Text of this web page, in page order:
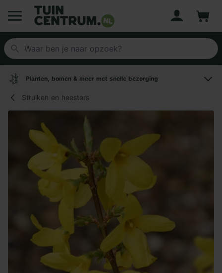
Logo Tuincentrum.nl
Planten, bomen & meer met snelle bezorging
Struiken en heesters